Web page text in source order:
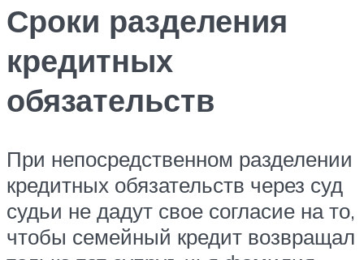
Сроки разделения
кредитных
обязательств
При непосредственном разделении
кредитных обязательств через суд
судьи не дадут свое согласие на то,
чтобы семейный кредит возвращал